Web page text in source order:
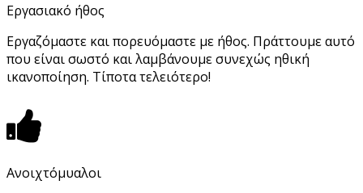
Εργασιακό ήθος
Εργαζόμαστε και πορευόμαστε με ήθος. Πράττουμε αυτό
που είναι σωστό και λαμβάνουμε συνεχώς ηθική
ικανοποίηση. Τίποτα τελειότερο!
Ανοιχτόμυαλοι